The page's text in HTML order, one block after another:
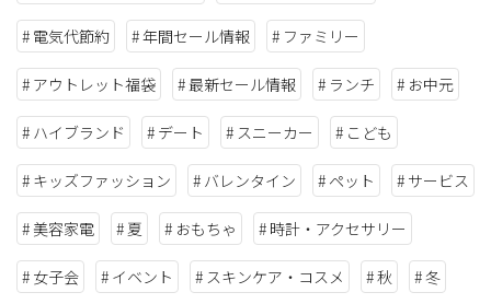
電気代節約 年間セール情報 ファミリー
アウトレット福袋 最新セール情報 ランチ お中元
ハイブランド デート スニーカー こども
キッズファッション バレンタイン ペット サービス
美容家電 夏 おもちゃ 時計・アクセサリー
女子会 イベント スキンケア・コスメ 秋 冬